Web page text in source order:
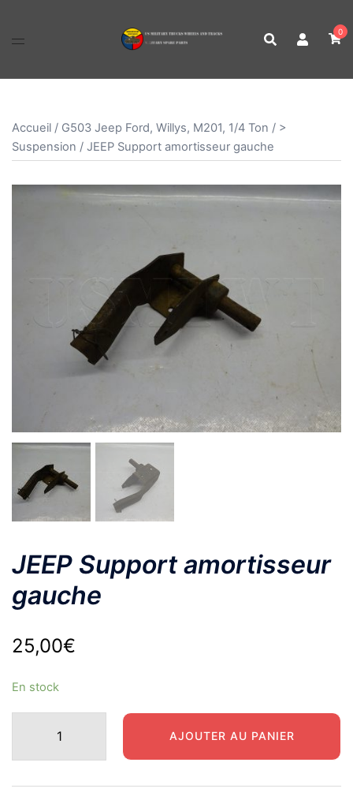
0
Accueil / G503 Jeep Ford, Willys, M201, 1/4 Ton / >
Suspension / JEEP Support amortisseur gauche
JEEP Support amortisseur
gauche
25,00€
En stock
JEEP
Support
AJOUTER AU PANIER